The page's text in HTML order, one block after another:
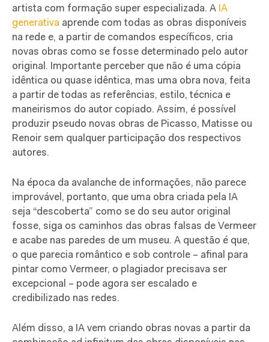
artista com formação super especializada. A IA
generativa aprende com todas as obras disponíveis
na rede e, a partir de comandos específicos, cria
novas obras como se fosse determinado pelo autor
original. Importante perceber que não é uma cópia
idêntica ou quase idêntica, mas uma obra nova, feita
a partir de todas as referências, estilo, técnica e
maneirismos do autor copiado. Assim, é possível
produzir pseudo novas obras de Picasso, Matisse ou
Renoir sem qualquer participação dos respectivos
autores.
Na época da avalanche de informações, não parece
improvável, portanto, que uma obra criada pela IA
seja “descoberta” como se do seu autor original
fosse, siga os caminhos das obras falsas de Vermeer
e acabe nas paredes de um museu. A questão é que,
o que parecia romântico e sob controle – afinal para
pintar como Vermeer, o plagiador precisava ser
excepcional – pode agora ser escalado e
credibilizado nas redes.
Além disso, a IA vem criando obras novas a partir da